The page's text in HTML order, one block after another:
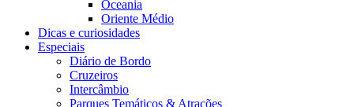
Oceania
Oriente Médio
Dicas e curiosidades
Especiais
Diário de Bordo
Cruzeiros
Intercâmbio
Parques Temáticos & Atrações